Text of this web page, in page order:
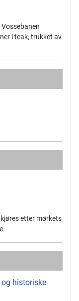
i teak, trukket av
etter mørkets
historiske